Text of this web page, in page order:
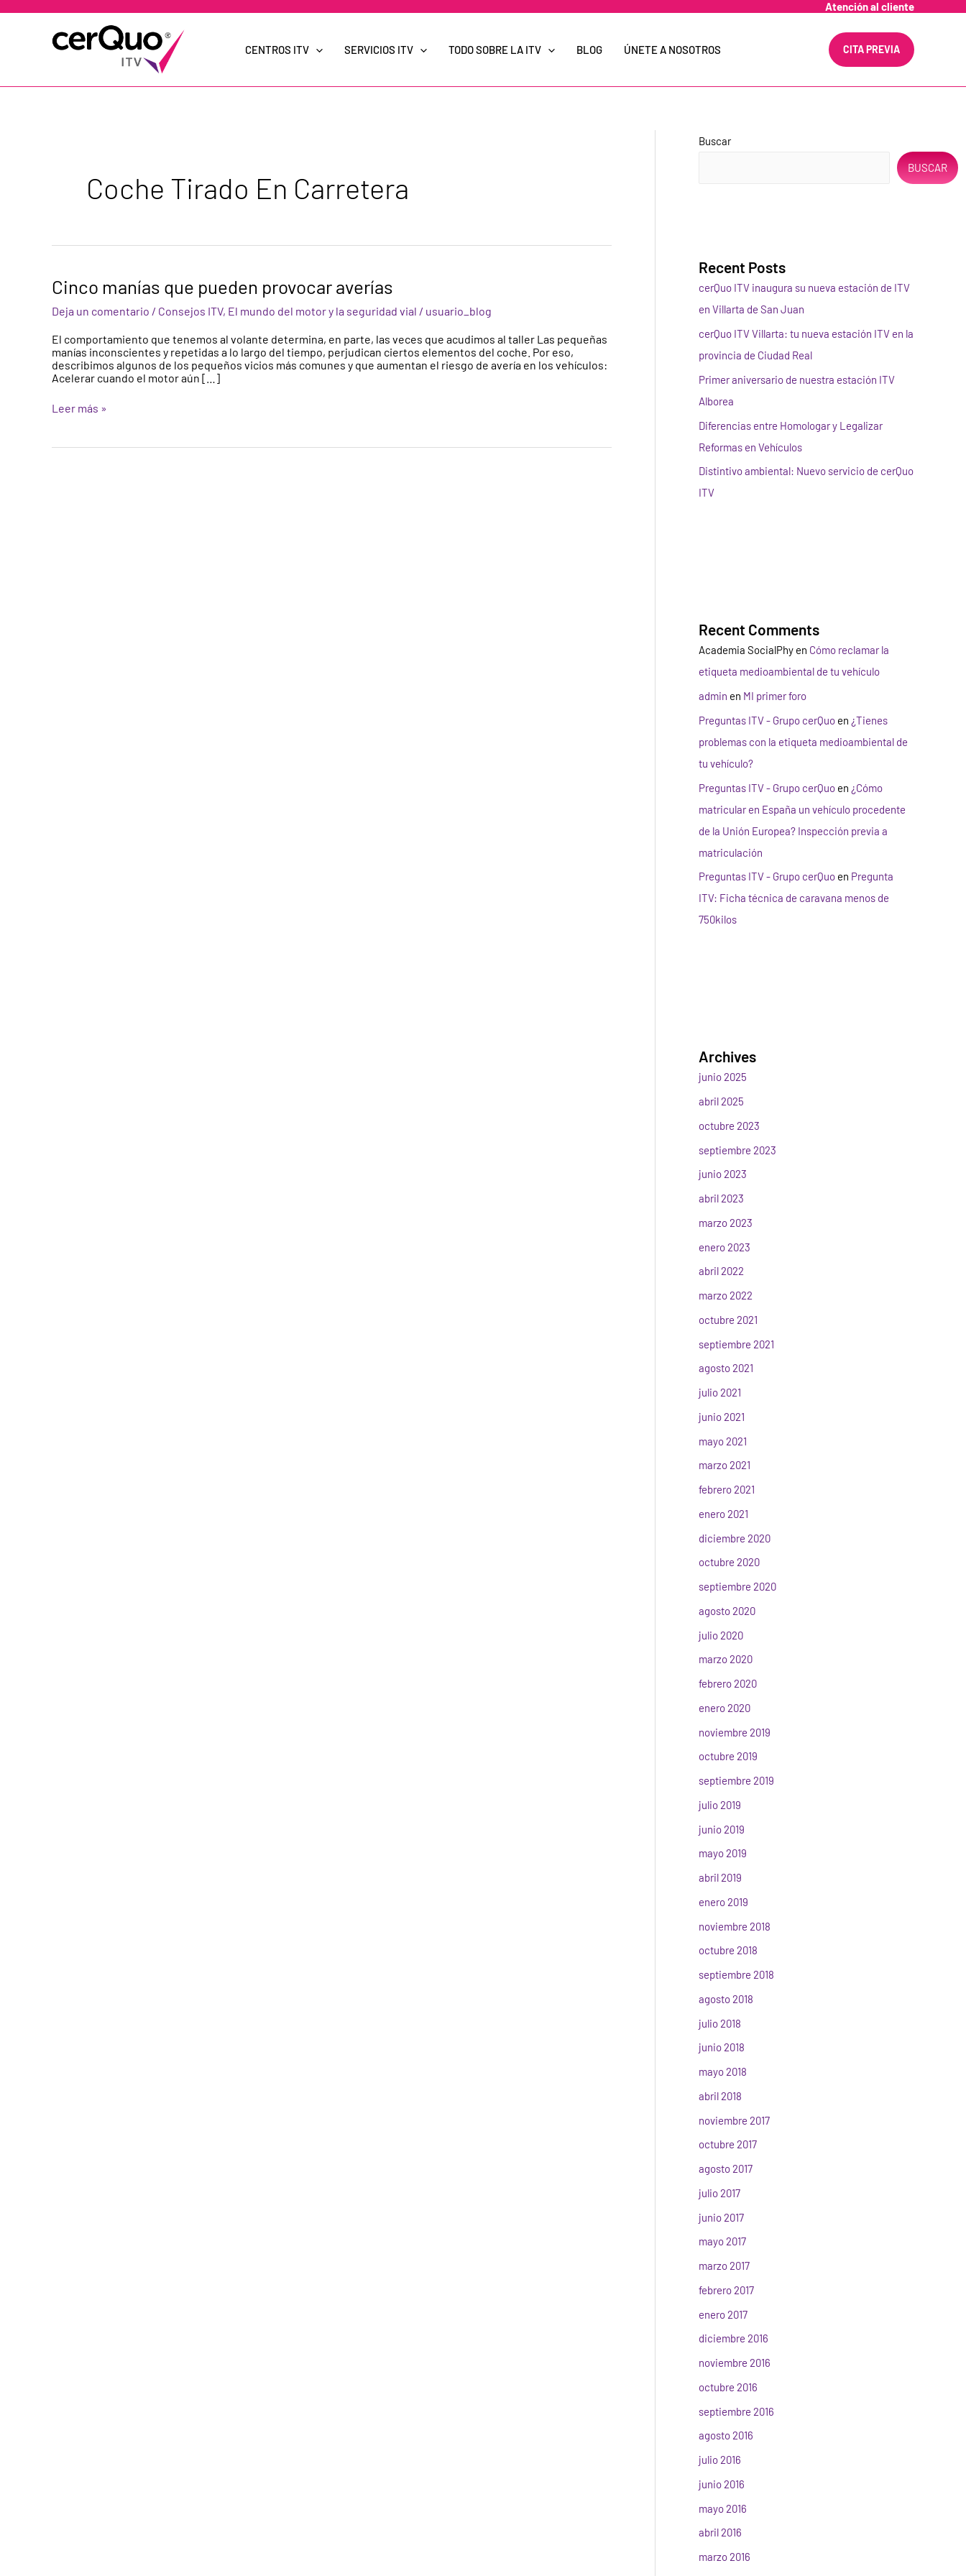
Atención al cliente
CENTROS ITV SERVICIOS ITV TODO SOBRE LA ITV BLOG ÚNETE A NOSOTROS CITA PREVIA
Coche Tirado En Carretera
Cinco manías que pueden provocar averías
Deja un comentario / Consejos ITV, El mundo del motor y la seguridad vial / usuario_blog
El comportamiento que tenemos al volante determina, en parte, las veces que acudimos al taller Las pequeñas
manías inconscientes y repetidas a lo largo del tiempo, perjudican ciertos elementos del coche. Por eso,
describimos algunos de los pequeños vicios más comunes y que aumentan el riesgo de avería en los vehículos:
Acelerar cuando el motor aún […]
Cinco
manías
que
pueden
averías
Leer más »
Buscar
BUSCAR
Recent Posts
cerQuo ITV inaugura su nueva estación de ITV
en Villarta de San Juan
cerQuo ITV Villarta: tu nueva estación ITV en la
provincia de Ciudad Real
Primer aniversario de nuestra estación ITV
Alborea
Diferencias entre Homologar y Legalizar
Reformas en Vehículos
Distintivo ambiental: Nuevo servicio de cerQuo
ITV
Recent Comments
Academia SocialPhy en Cómo reclamar la
etiqueta medioambiental de tu vehículo
admin en MI primer foro
Preguntas ITV - Grupo cerQuo en ¿Tienes
problemas con la etiqueta medioambiental de
tu vehículo?
Preguntas ITV - Grupo cerQuo en ¿Cómo
matricular en España un vehículo procedente
de la Unión Europea? Inspección previa a
matriculación
Preguntas ITV - Grupo cerQuo en Pregunta
ITV: Ficha técnica de caravana menos de
750kilos
Archives
junio 2025
abril 2025
octubre 2023
septiembre 2023
junio 2023
abril 2023
marzo 2023
enero 2023
abril 2022
marzo 2022
octubre 2021
septiembre 2021
agosto 2021
julio 2021
junio 2021
mayo 2021
marzo 2021
febrero 2021
enero 2021
diciembre 2020
octubre 2020
septiembre 2020
agosto 2020
julio 2020
marzo 2020
febrero 2020
enero 2020
noviembre 2019
octubre 2019
septiembre 2019
julio 2019
junio 2019
mayo 2019
abril 2019
enero 2019
noviembre 2018
octubre 2018
septiembre 2018
agosto 2018
julio 2018
junio 2018
mayo 2018
abril 2018
noviembre 2017
octubre 2017
agosto 2017
julio 2017
junio 2017
mayo 2017
marzo 2017
febrero 2017
enero 2017
diciembre 2016
noviembre 2016
octubre 2016
septiembre 2016
agosto 2016
julio 2016
junio 2016
mayo 2016
abril 2016
marzo 2016